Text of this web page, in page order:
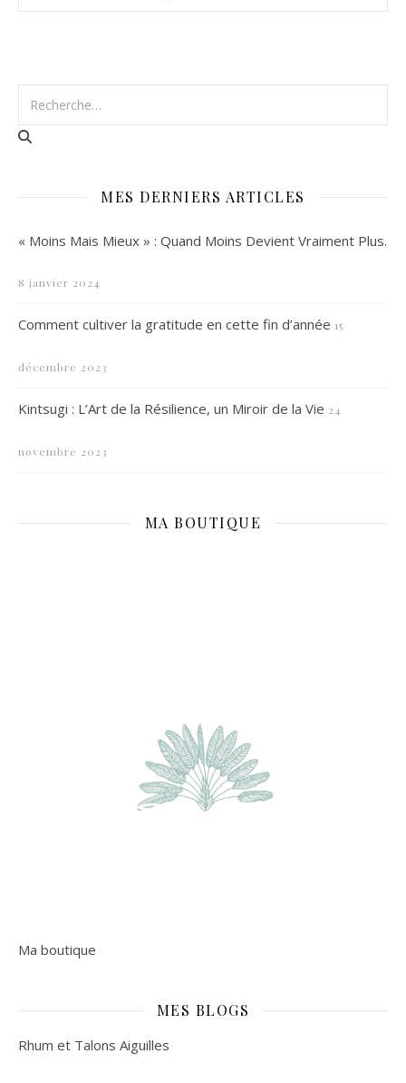
MES DERNIERS ARTICLES
« Moins Mais Mieux » : Quand Moins Devient Vraiment Plus.
8 janvier 2024
Comment cultiver la gratitude en cette fin d’année 15
décembre 2023
Kintsugi : L’Art de la Résilience, un Miroir de la Vie 24
novembre 2023
MA BOUTIQUE
Ma boutique
MES BLOGS
Rhum et Talons Aiguilles